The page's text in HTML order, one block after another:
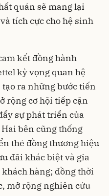
quán sẽ mang lại
tích cực cho hệ sinh
kết đồng hành
kỳ vọng quan hệ
ra những bước tiến
rộng cơ hội tiếp cận
sự phát triển của
bên cũng thống
thẻ đồng thương hiệu
đãi khác biệt và gia
hàng; đồng thời
mở rộng nghiên cứu